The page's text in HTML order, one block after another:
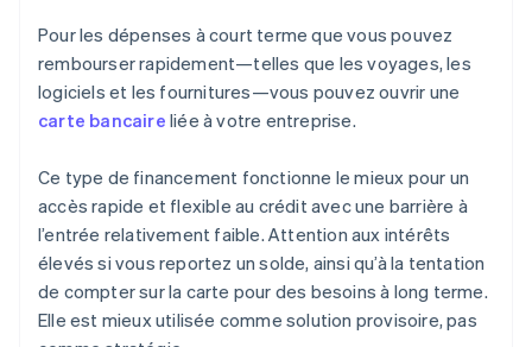
Pour les dépenses à court terme que vous pouvez
rembourser rapidement—telles que les voyages, les
logiciels et les fournitures—vous pouvez ouvrir une
carte bancaire liée à votre entreprise.
Ce type de financement fonctionne le mieux pour un
accès rapide et flexible au crédit avec une barrière à
l’entrée relativement faible. Attention aux intérêts
élevés si vous reportez un solde, ainsi qu’à la tentation
de compter sur la carte pour des besoins à long terme.
Elle est mieux utilisée comme solution provisoire, pas